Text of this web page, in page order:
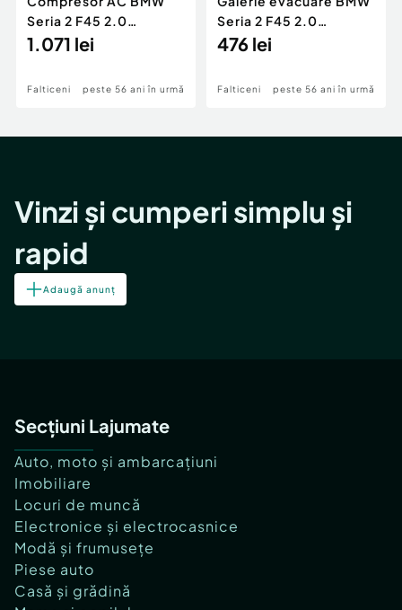
Seria 2 F45 2.0
Motorina 2016
1.071 lei
Falticeni peste 56 ani în urmă
Seria 2 F45 2.0
Motorina 2016
476 lei
Falticeni peste 56 ani în urmă
Vinzi și cumperi simplu și
rapid
Adaugă anunț
Secțiuni Lajumate
Auto, moto și ambarcațiuni
Imobiliare
Locuri de muncă
Electronice și electrocasnice
Modă și frumusețe
Piese auto
Casă și grădină